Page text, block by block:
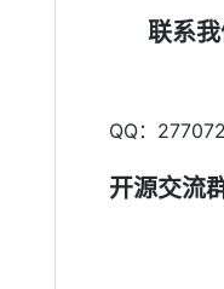
联系
QQ：
开源交流